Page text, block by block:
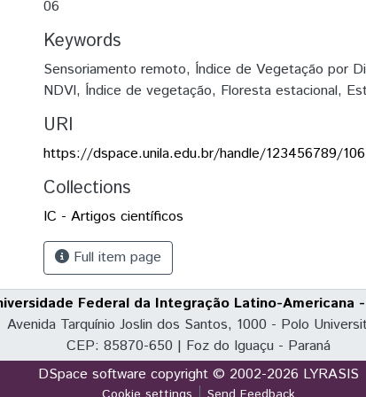
06
Keywords
Sensoriamento remoto, Índice de Vegetação por
NDVI, Índice de vegetação, Floresta estacional,
URI
https://dspace.unila.edu.br/handle/123456789/
Collections
IC - Artigos científicos
Full item page
Federal da Integração Latino-Americana
Avenida Tarquínio Joslin dos Santos, 1000 - Polo
CEP: 85870-650 | Foz do Iguaçu - Paraná
DSpace software copyright © 2002-2026 LYRASIS